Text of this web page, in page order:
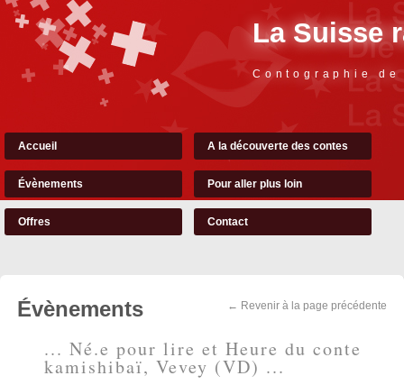
La Suisse
Contographie
Accueil A la découverte des contes
Évènements Pour aller plus loin
Offres Contact
← Revenir à la page précédente
Évènements
... Né.e pour lire et Heure du conte
kamishibaï, Vevey (VD) ...